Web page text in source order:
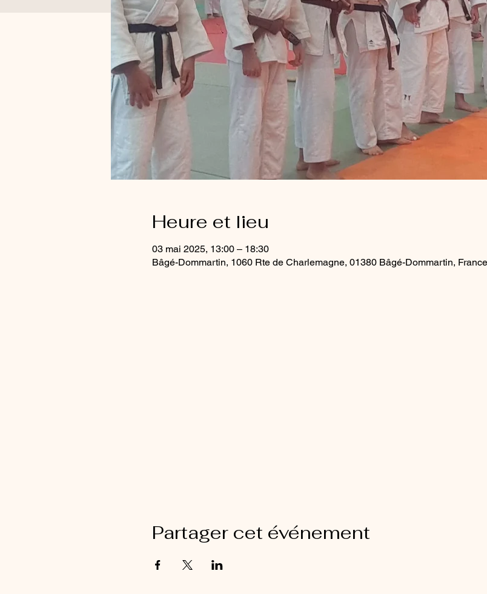
Heure et lieu
03 mai 2025, 13:00 – 18:30
Bâgé-Dommartin, 1060 Rte de Charlemagne, 01380 Bâgé-Dommartin, France
Partager cet événement